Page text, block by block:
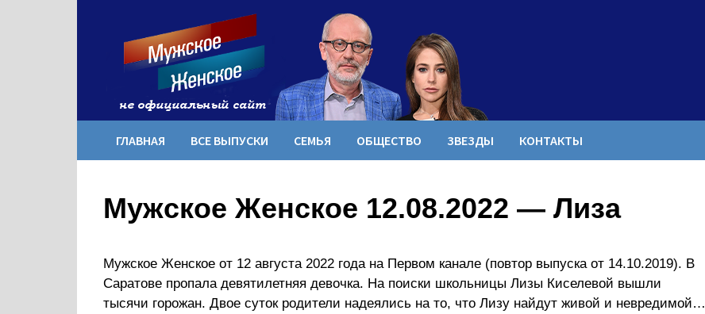
содержимому
ГЛАВНАЯ ВСЕ ВЫПУСКИ СЕМЬЯ ОБЩЕСТВО ЗВЕЗДЫ КОНТАКТЫ
Мужское Женское 12.08.2022 — Лиза
Мужское Женское от 12 августа 2022 года на Первом канале (повтор выпуска от 14.10.2019). В
Саратове пропала девятилетняя девочка. На поиски школьницы Лизы Киселевой вышли
тысячи горожан. Двое суток родители надеялись на то, что Лизу найдут живой и невредимой…